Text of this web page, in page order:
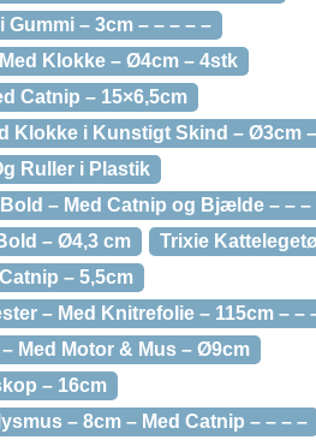
– 3cm – – – – –
Klokke – Ø4cm – 4stk
Catnip – 15×6,5cm
Klokke i Kunstigt Skind – Ø3cm
Ruller i Plastik
– Med Catnip og Bjælde – – –
– Ø4,3 cm
Trixie
– 5,5cm
– Med Knitrefolie – 115cm – –
Med Motor & Mus – Ø9cm
– 16cm
– 8cm – Med Catnip – – – –